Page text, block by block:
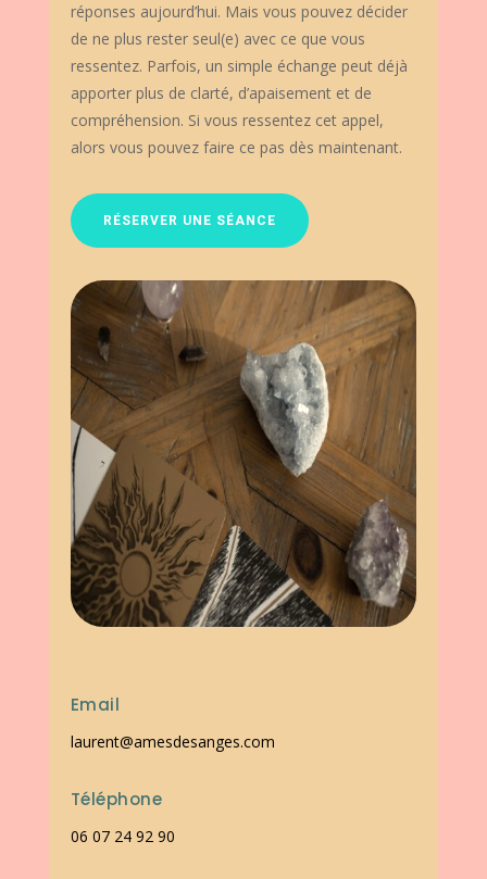
réponses aujourd’hui. Mais vous pouvez décider
de ne plus rester seul(e) avec ce que vous
ressentez. Parfois, un simple échange peut déjà
apporter plus de clarté, d’apaisement et de
compréhension. Si vous ressentez cet appel,
alors vous pouvez faire ce pas dès maintenant.
RÉSERVER UNE SÉANCE
Email
laurent@amesdesanges.com
Téléphone
06 07 24 92 90